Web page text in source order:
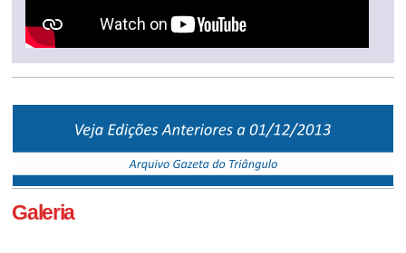
Galeria